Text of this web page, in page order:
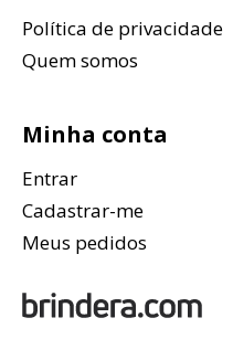
Política de privacidade
Quem somos
Minha conta
Entrar
Cadastrar-me
Meus pedidos